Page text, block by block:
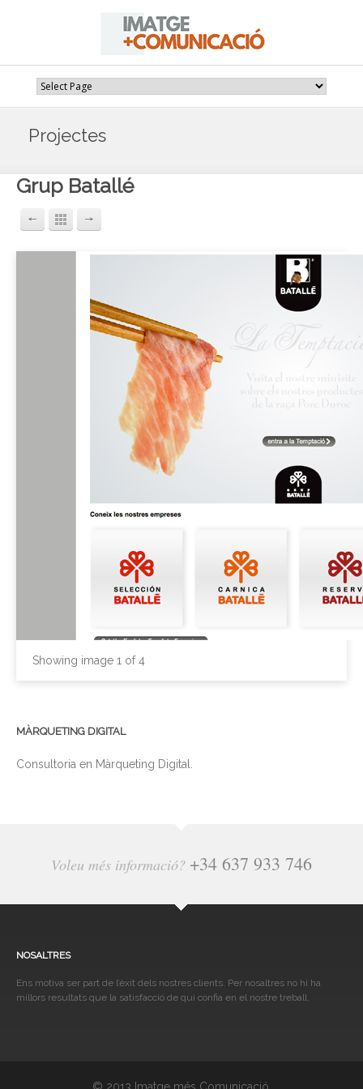
Projectes
Grup Batallé
Showing image 1 of4
MÀRQUETING DIGITAL
Consultoria en Màrqueting Digital.
Voleu més informació? +34 637 933 746
NOSALTRES
Ens motiva ser part de l’èxit dels nostres clients. Per nosaltres no hi ha
millors resultats que la satisfacció de qui confia en el nostre treball.